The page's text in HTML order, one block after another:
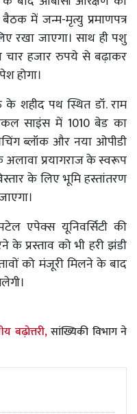
में जन्म-मृत्यु प्रमाणपत्र
रखा जाएगा। साथ ही पशु
चार हजार रुपये से बढ़ाकर
होगा।
शहीद पथ स्थित डॉ. राम
साइंस में 1010 बेड का
ब्लॉक और नया ओपीडी
अलावा प्रयागराज के स्वरूप
के लिए भूमि हस्तांतरण
एपेक्स यूनिवर्सिटी की
प्रस्ताव को भी हरी झंडी
को मंजूरी मिलने के बाद
बढ़ोत्तरी,सांख्यिकी विभाग ने